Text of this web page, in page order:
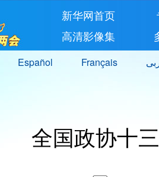
新华网首页
高清影像集
Español Français
全国政协十